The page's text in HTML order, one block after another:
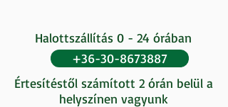
Halottszállítás 0 - 24 órában
Értesítéstől számított 2 órán belül a
helyszínen vagyunk
+36-30-8673887